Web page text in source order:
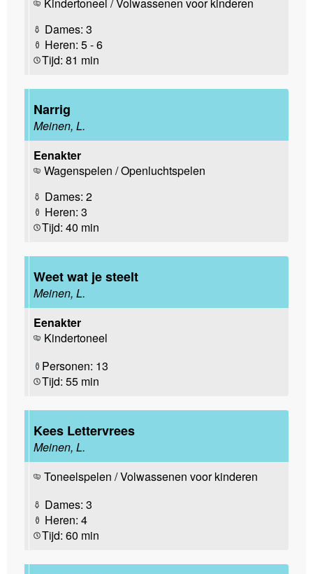
Dames: 3
Heren: 5 - 6
Tijd: 81 min
Narrig
Meinen, L.
Eenakter
Wagenspelen / Openluchtspelen
Dames: 2
Heren: 3
Tijd: 40 min
Weet wat je steelt
Meinen, L.
Eenakter
Kindertoneel
Personen: 13
Tijd: 55 min
Kees Lettervrees
Meinen, L.
Toneelspelen / Volwassenen voor kinderen
Dames: 3
Heren: 4
Tijd: 60 min